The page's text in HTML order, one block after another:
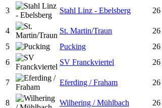
3
Stahl Linz - Ebelsberg 26
4 St. Martin/Traun 26
5
Pucking 26
6
SV Franckviertel 26
7 Eferding / Fraham 26
8 Wilhering / Mühlbach 26